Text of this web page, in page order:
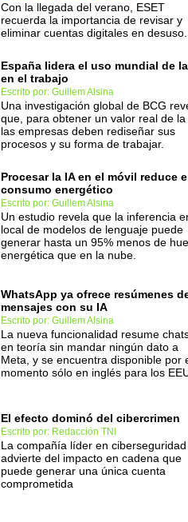
Con la llegada del verano, ESET
recuerda la importancia de revisar y
eliminar cuentas digitales en desuso.
España lidera el uso mundial de
en el trabajo
Escrito por: Guillem Alsina
Una investigación global de BCG
que, para obtener un valor real de la
las empresas deben rediseñar sus
procesos y su forma de trabajar.
Procesar la IA en el móvil reduce
consumo energético
Escrito por: Guillem Alsina
Un estudio revela que la inferencia
local de modelos de lenguaje puede
generar hasta un 95% menos de
energética que en la nube.
WhatsApp ya ofrece resúmenes
mensajes con su IA
Escrito por: Guillem Alsina
La nueva funcionalidad resume
en teoría sin mandar ningún dato a
Meta, y se encuentra disponible por
momento sólo en inglés para los
El efecto dominó del cibercrimen
Escrito por: Redacción TNI
La compañía líder en ciberseguridad
advierte del impacto en cadena que
puede generar una única cuenta
comprometida